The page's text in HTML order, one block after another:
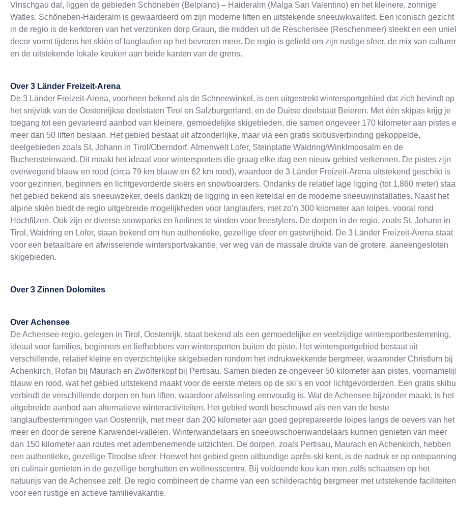
Vinschgau dal, liggen de gebieden Schöneben (Belpiano) – Haideralm (Malga San Valentino) en het kleinere, zonnige
Watles. Schöneben-Haideralm is gewaardeerd om zijn moderne liften en uitstekende sneeuwkwaliteit. Een iconisch gezicht
in de regio is de kerktoren van het verzonken dorp Graun, die midden uit de Reschensee (Reschenmeer) steekt en een
decor vormt tijdens het skiën of langlaufen op het bevroren meer. De regio is geliefd om zijn rustige sfeer, de mix van
en de uitstekende lokale keuken aan beide kanten van de grens.
Over 3 Länder Freizeit-Arena
De 3 Länder Freizeit-Arena, voorheen bekend als de Schneewinkel, is een uitgestrekt wintersportgebied dat zich bevindt op
het snijvlak van de Oostenrijkse deelstaten Tirol en Salzburgerland, en de Duitse deelstaat Beieren. Met één skipas krijg je
toegang tot een gevarieerd aanbod van kleinere, gemoedelijke skigebieden, die samen ongeveer 170 kilometer aan pistes
meer dan 50 liften beslaan. Het gebied bestaat uit afzonderlijke, maar via een gratis skibusverbinding gekoppelde,
deelgebieden zoals St. Johann in Tirol/Oberndorf, Almenwelt Lofer, Steinplatte Waidring/Winklmoosalm en de
Buchensteinwand. Dit maakt het ideaal voor wintersporters die graag elke dag een nieuw gebied verkennen. De pistes zijn
overwegend blauw en rood (circa 79 km blauw en 62 km rood), waardoor de 3 Länder Freizeit-Arena uitstekend geschikt is
voor gezinnen, beginners en lichtgevorderde skiërs en snowboarders. Ondanks de relatief lage ligging (tot 1.860 meter)
het gebied bekend als sneeuwzeker, deels dankzij de ligging in een keteldal en de moderne sneeuwinstallaties. Naast het
alpine skiën biedt de regio uitgebreide mogelijkheden voor langlaufers, met zo’n 300 kilometer aan loipes, vooral rond
Hochfilzen. Ook zijn er diverse snowparks en funlines te vinden voor freestylers. De dorpen in de regio, zoals St. Johann in
Tirol, Waidring en Lofer, staan bekend om hun authentieke, gezellige sfeer en gastvrijheid. De 3 Länder Freizeit-Arena staat
voor een betaalbare en afwisselende wintersportvakantie, ver weg van de massale drukte van de grotere, aaneengesloten
skigebieden.
Over 3 Zinnen Dolomites
Over Achensee
De Achensee-regio, gelegen in Tirol, Oostenrijk, staat bekend als een gemoedelijke en veelzijdige wintersportbestemming,
ideaal voor families, beginners en liefhebbers van wintersporten buiten de piste. Het wintersportgebied bestaat uit
verschillende, relatief kleine en overzichtelijke skigebieden rondom het indrukwekkende bergmeer, waaronder Christlum bij
Achenkirch, Rofan bij Maurach en Zwölferkopf bij Pertisau. Samen bieden ze ongeveer 50 kilometer aan pistes,
blauw en rood, wat het gebied uitstekend maakt voor de eerste meters op de ski’s en voor lichtgevorderden. Een gratis
verbindt de verschillende dorpen en hun liften, waardoor afwisseling eenvoudig is. Wat de Achensee bijzonder maakt, is het
uitgebreide aanbod aan alternatieve winteractiviteiten. Het gebied wordt beschouwd als een van de beste
langlaufbestemmingen van Oostenrijk, met meer dan 200 kilometer aan goed geprepareerde loipes langs de oevers van het
meer en door de serene Karwendel-valleien. Winterwandelaars en sneeuwschoenwandelaars kunnen genieten van meer
dan 150 kilometer aan routes met adembenemende uitzichten. De dorpen, zoals Pertisau, Maurach en Achenkirch, hebben
een authentieke, gezellige Tiroolse sfeer. Hoewel het gebied geen uitbundige après-ski kent, is de nadruk er op ontspanning
en culinair genieten in de gezellige berghutten en wellnesscentra. Bij voldoende kou kan men zelfs schaatsen op het
natuurijs van de Achensee zelf. De regio combineert de charme van een schilderachtig bergmeer met uitstekende faciliteiten
voor een rustige en actieve familievakantie.